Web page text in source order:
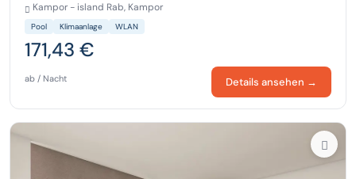
Kampor - island Rab, Kampor
Pool Klimaanlage WLAN
171,43 €
ab / Nacht Details ansehen →